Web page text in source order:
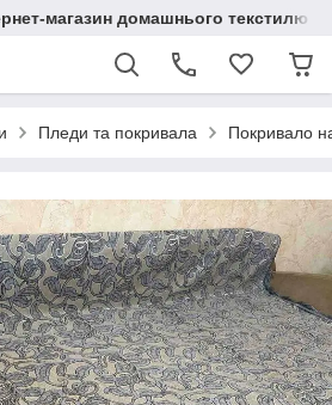
магазин домашнього текстилю
Пледи та покривала Покривало